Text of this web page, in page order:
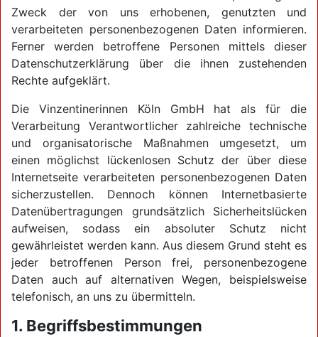
Zweck der von uns erhobenen, genutzten und
verarbeiteten personenbezogenen Daten informieren.
Ferner werden betroffene Personen mittels dieser
Datenschutzerklärung über die ihnen zustehenden
Rechte aufgeklärt.
Die Vinzentinerinnen Köln GmbH hat als für die
Verarbeitung Verantwortlicher zahlreiche technische
und organisatorische Maßnahmen umgesetzt, um
einen möglichst lückenlosen Schutz der über diese
Internetseite verarbeiteten personenbezogenen Daten
sicherzustellen. Dennoch können Internetbasierte
Datenübertragungen grundsätzlich Sicherheitslücken
aufweisen, sodass ein absoluter Schutz nicht
gewährleistet werden kann. Aus diesem Grund steht es
jeder betroffenen Person frei, personenbezogene
Daten auch auf alternativen Wegen, beispielsweise
telefonisch, an uns zu übermitteln.
1. Begriffsbestimmungen